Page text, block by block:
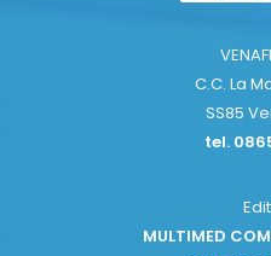
C.C. La
SS85
tel.
MULTIMED